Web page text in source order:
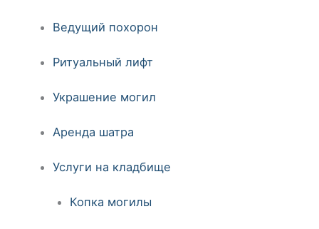
Ведущий похорон
Ритуальный лифт
Украшение могил
Аренда шатра
Услуги на кладбище
Копка могилы